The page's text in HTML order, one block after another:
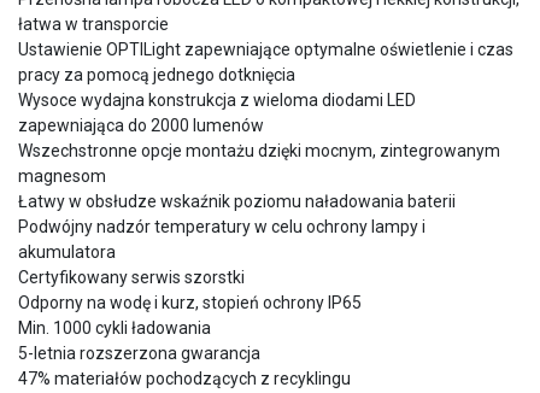
łatwa w transporcie
Ustawienie OPTILight zapewniające optymalne oświetlenie i czas
pracy za pomocą jednego dotknięcia
Wysoce wydajna konstrukcja z wieloma diodami LED
zapewniająca do 2000 lumenów
Wszechstronne opcje montażu dzięki mocnym, zintegrowanym
magnesom
Łatwy w obsłudze wskaźnik poziomu naładowania baterii
Podwójny nadzór temperatury w celu ochrony lampy i
akumulatora
Certyfikowany serwis szorstki
Odporny na wodę i kurz, stopień ochrony IP65
Min. 1000 cykli ładowania
5-letnia rozszerzona gwarancja
47% materiałów pochodzących z recyklingu